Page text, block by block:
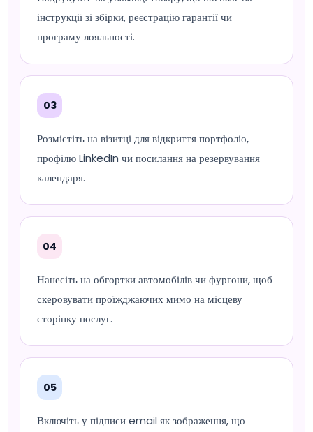
інструкції зі збірки, реєстрацію гарантії чи
програму лояльності.
03
Розмістіть на візитці для відкриття портфоліо,
профілю LinkedIn чи посилання на резервування
календаря.
04
Нанесіть на обгортки автомобілів чи фургони, щоб
скеровувати проїжджаючих мимо на місцеву
сторінку послуг.
05
Включіть у підписи email як зображення, що